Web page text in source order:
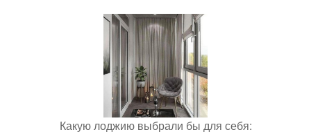
Какую лоджию выбрали бы для себя: